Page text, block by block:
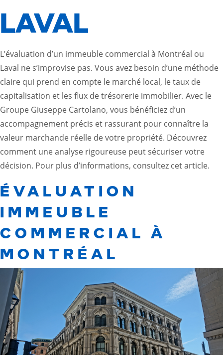
LAVAL
L’évaluation d’un immeuble commercial à Montréal ou
Laval ne s’improvise pas. Vous avez besoin d’une méthode
claire qui prend en compte le marché local, le taux de
capitalisation et les flux de trésorerie immobilier. Avec le
Groupe Giuseppe Cartolano, vous bénéficiez d’un
accompagnement précis et rassurant pour connaître la
valeur marchande réelle de votre propriété. Découvrez
comment une analyse rigoureuse peut sécuriser votre
décision. Pour plus d’informations, consultez cetarticle.
ÉVALUATION
IMMEUBLE
COMMERCIAL À
MONTRÉAL